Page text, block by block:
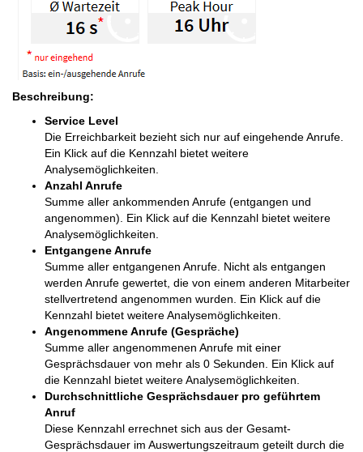
Beschreibung:
Service Level
Die Erreichbarkeit bezieht sich nur auf eingehende Anrufe.
Ein Klick auf die Kennzahl bietet weitere
Analysemöglichkeiten.
Anzahl Anrufe
Summe aller ankommenden Anrufe (entgangen und
angenommen). Ein Klick auf die Kennzahl bietet weitere
Analysemöglichkeiten.
Entgangene Anrufe
Summe aller entgangenen Anrufe. Nicht als entgangen
werden Anrufe gewertet, die von einem anderen Mitarbeiter
stellvertretend angenommen wurden. Ein Klick auf die
Kennzahl bietet weitere Analysemöglichkeiten.
Angenommene Anrufe (Gespräche)
Summe aller angenommenen Anrufe mit einer
Gesprächsdauer von mehr als 0 Sekunden. Ein Klick auf
die Kennzahl bietet weitere Analysemöglichkeiten.
Durchschnittliche Gesprächsdauer pro geführtem
Anruf
Diese Kennzahl errechnet sich aus der Gesamt-
Gesprächsdauer im Auswertungszeitraum geteilt durch die